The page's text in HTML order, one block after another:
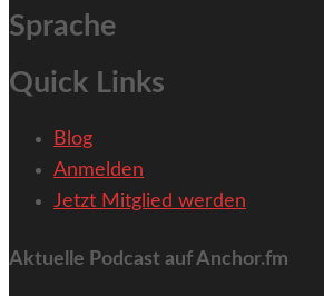
Sprache
Quick Links
Blog
Anmelden
Jetzt Mitglied werden
Aktuelle Podcast auf Anchor.fm